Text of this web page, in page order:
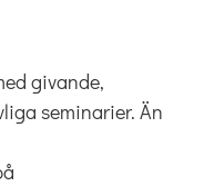
givande,
seminarier. Än